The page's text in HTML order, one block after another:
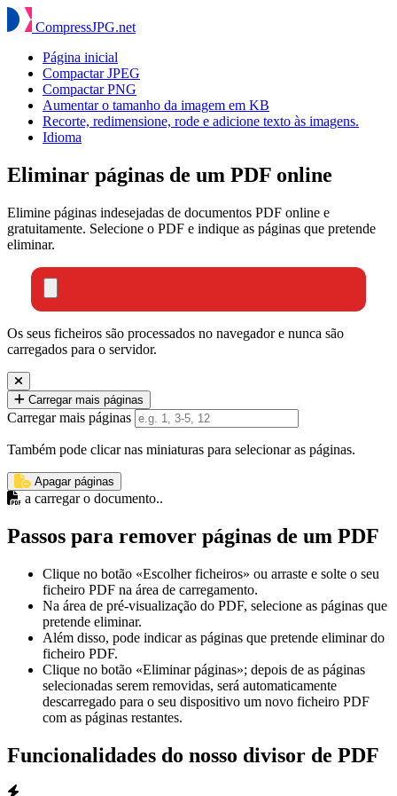
CompressJPG.net
Página inicial
Compactar JPEG
Compactar PNG
Aumentar o tamanho da imagem em KB
Recorte, redimensione, rode e adicione texto às imagens.
Idioma
Eliminar páginas de um PDF online
Elimine páginas indesejadas de documentos PDF online e
gratuitamente. Selecione o PDF e indique as páginas que pretende
eliminar.
Os seus ficheiros são processados no navegador e nunca são
carregados para o servidor.
Carregar mais páginas
Carregar mais páginas
Também pode clicar nas miniaturas para selecionar as páginas.
Apagar páginas
a carregar o documento..
Passos para remover páginas de um PDF
Clique no botão «Escolher ficheiros» ou arraste e solte o seu
ficheiro PDF na área de carregamento.
Na área de pré-visualização do PDF, selecione as páginas que
pretende eliminar.
Além disso, pode indicar as páginas que pretende eliminar do
ficheiro PDF.
Clique no botão «Eliminar páginas»; depois de as páginas
selecionadas serem removidas, será automaticamente
descarregado para o seu dispositivo um novo ficheiro PDF
com as páginas restantes.
Funcionalidades do nosso divisor de PDF